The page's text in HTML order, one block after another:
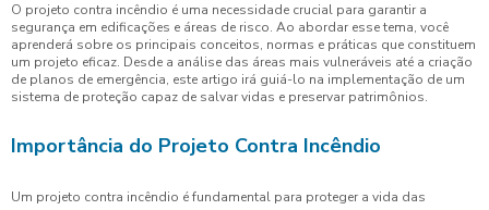
O projeto contra incêndio é uma necessidade crucial para garantir a
segurança em edificações e áreas de risco. Ao abordar esse tema, você
aprenderá sobre os principais conceitos, normas e práticas que constituem
um projeto eficaz. Desde a análise das áreas mais vulneráveis até a criação
de planos de emergência, este artigo irá guiá-lo na implementação de um
sistema de proteção capaz de salvar vidas e preservar patrimônios.
Importância do Projeto Contra Incêndio
Um projeto contra incêndio é fundamental para proteger a vida das